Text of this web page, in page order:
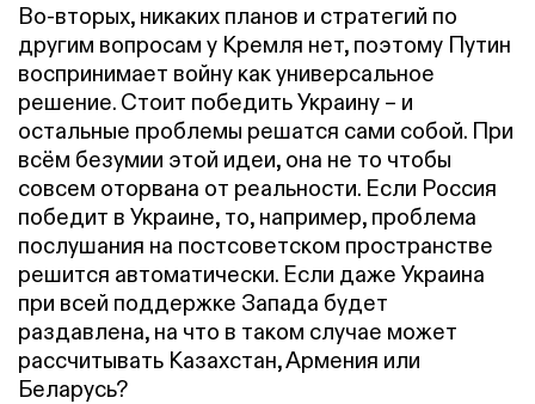
Во-вторых, никаких планов и стратегий по
другим вопросам у Кремля нет, поэтому Путин
воспринимает войну как универсальное
решение. Стоит победить Украину – и
остальные проблемы решатся сами собой. При
всём безумии этой идеи, она не то чтобы
совсем оторвана от реальности. Если Россия
победит в Украине, то, например, проблема
послушания на постсоветском пространстве
решится автоматически. Если даже Украина
при всей поддержке Запада будет
раздавлена, на что в таком случае может
рассчитывать Казахстан, Армения или
Беларусь?